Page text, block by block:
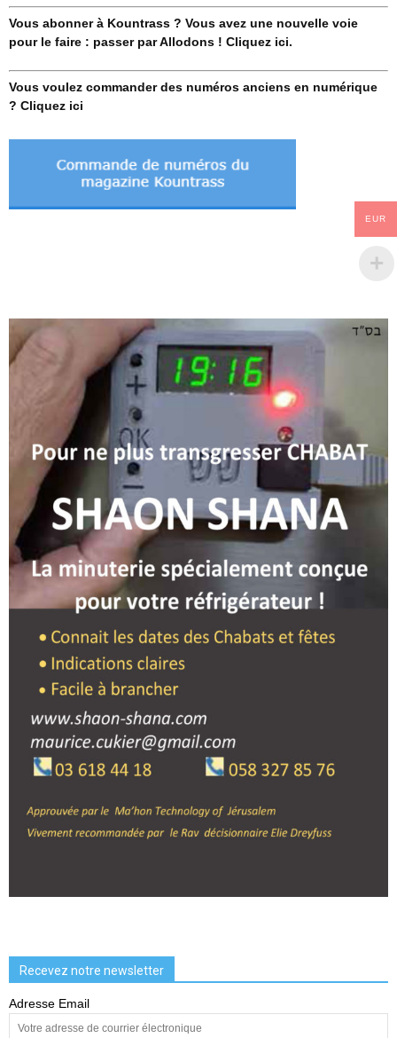
Vous abonner à Kountrass ? Vous avez une nouvelle voie
pour le faire : passer par Allodons ! Cliquez ici.
Vous voulez commander des numéros anciens en numérique
? Cliquez ici
Recevez notre newsletter
Adresse Email
EUR